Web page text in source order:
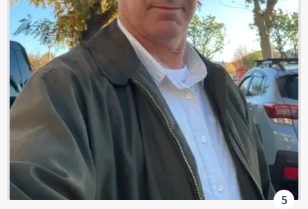
hazırlanmış Aydınlatma Metnimizi okumak ve sitemizde
ilgili mevzuata uygun olarak kullanılan çerezlerle ilgili bilgi
almak için lütfen
tıklayınız.
5